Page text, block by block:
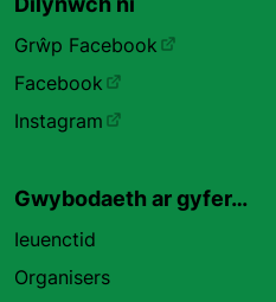
Grŵp Facebook
Facebook
Instagram
Gwybodaeth ar gyfer…
Ieuenctid
Organisers